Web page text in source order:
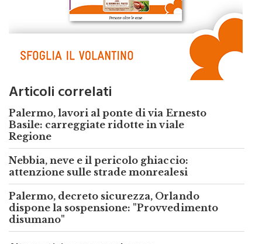
Palermo, lavori al ponte di via Ernesto
Basile: carreggiate ridotte in viale
Regione
Nebbia, neve e il pericolo ghiaccio:
attenzione sulle strade monrealesi
dispone la sospensione: "Provvedimento
disumano"
Altre notizie su monrealepress